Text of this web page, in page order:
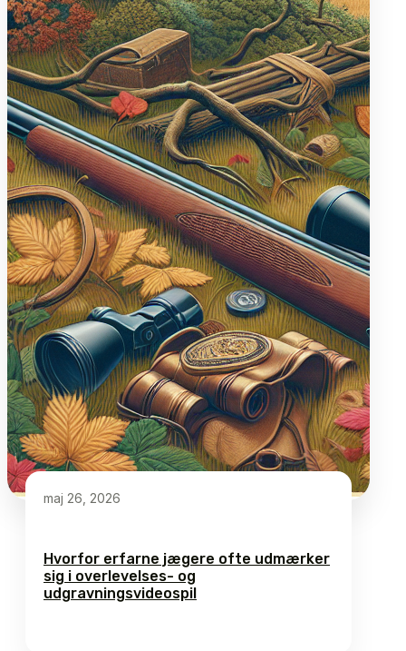
maj 26, 2026
Hvorfor erfarne jægere ofte udmærker
sig i overlevelses- og
udgravningsvideospil